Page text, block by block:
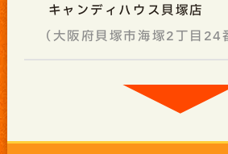
キャンディハウス貝塚店
（大阪府貝塚市海塚2丁目24